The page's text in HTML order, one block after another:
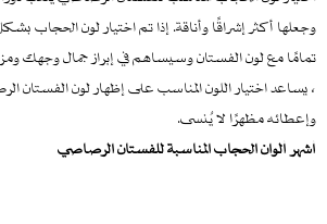
وجعلها أكثر إشراقًا وأناقة. إذا تم اختيار لون
تمامًا مع لون الفستان وسيساهم في إبراز جمال وجهك
، يساعد اختيار اللون المناسب على إظهار لون
وإعطائه مظهرًا لا يُنسى.
أشهر ألوان الحجاب المناسبة للفستان الرصاصي